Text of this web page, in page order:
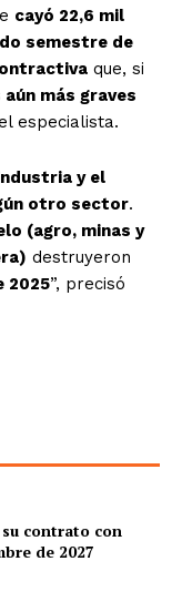
cayó 22,6 mil
semestre de
que, si
más graves
especialista.
y el
otro sector.
(agro, minas y
destruyeron
2025”, precisó
contrato con
de 2027